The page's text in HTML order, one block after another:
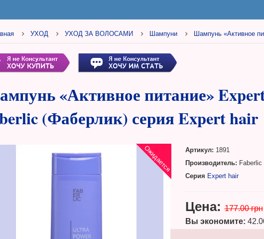
УХОД УХОД ЗА ВОЛОСАМИ Шампуни Шампунь «Активное
«Активное питание»
(Фаберлик) серия Expert hair
Ожидается Артикул: 1891
Производитель: Faberlic
Серия Expert hair
Цена: 177.00 грн
Вы экономите: